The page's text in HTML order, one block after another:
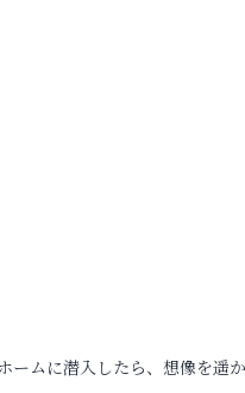
ムに潜入したら、想像を遥